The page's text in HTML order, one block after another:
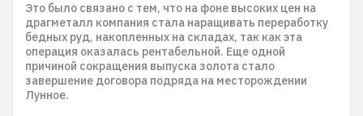
Это было связано с тем, что на фоне высоких цен на
драгметалл компания стала наращивать переработку
бедных руд, накопленных на складах, так как эта
операция оказалась рентабельной. Еще одной
причиной сокращения выпуска золота стало
завершение договора подряда на месторождении
Лунное.